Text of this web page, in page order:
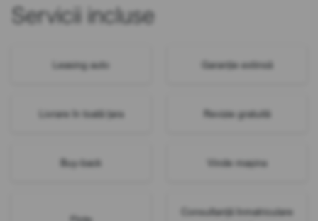
Servicii incluse
Leasing auto Garanție extinsă
Livrare în toată țara Revizie gratuită
Buy-back Vinde mașina
Consultanță înmatriculare